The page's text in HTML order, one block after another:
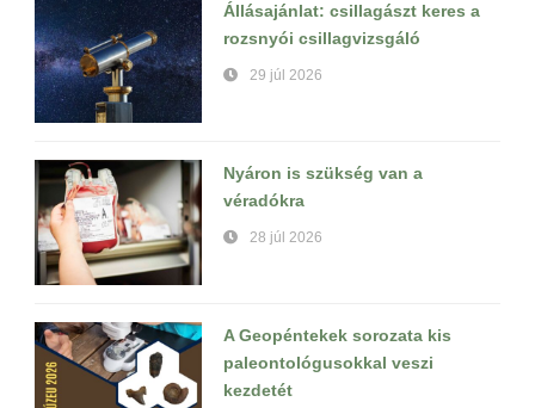
Állásajánlat: csillagászt keres a
rozsnyói csillagvizsgáló
29 júl 2026
Nyáron is szükség van a
véradókra
28 júl 2026
A Geopéntekek sorozata kis
paleontológusokkal veszi
kezdetét